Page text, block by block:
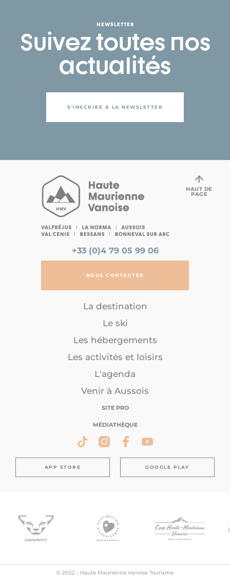
NEWSLETTER
Suivez toutes nos
actualités
S'INSCRIRE À LA NEWSLETTER
+33 (0)4 79 05 99 06
NOUS CONTACTER
La destination
Le ski
Les hébergements
Les activités et loisirs
L'agenda
Venir à Aussois
SITE PRO
MÉDIATHÈQUE
APP STORE GOOGLE PLAY
HAUT DE
PAGE
© 2022 - Haute Maurienne Vanoise Tourisme